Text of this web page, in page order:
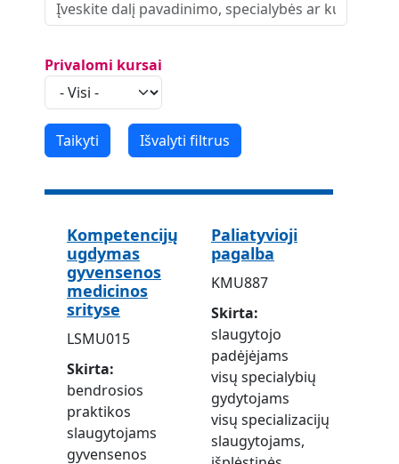
Privalomi kursai
Kompetencijų
ugdymas
gyvensenos
medicinos
srityse
LSMU015
Skirta
bendrosios
praktikos
slaugytojams
gyvensenos
Paliatyvioji
pagalba
KMU887
Skirta
slaugytojo
padėjėjams
visų specialybių
gydytojams
visų specializacijų
slaugytojams,